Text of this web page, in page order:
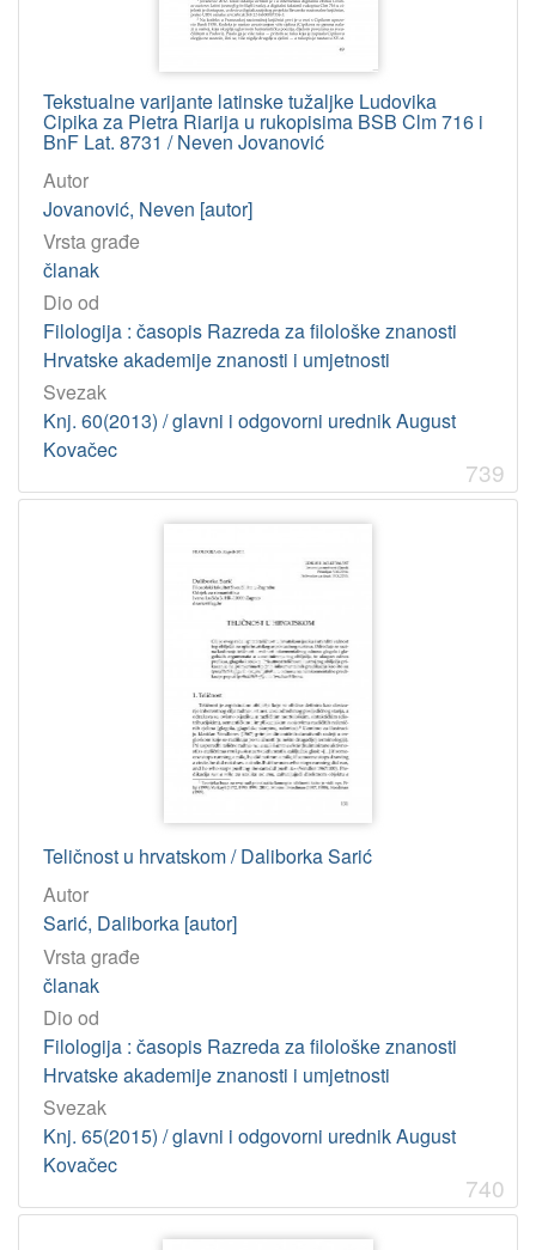
Tekstualne varijante latinske tužaljke Ludovika
Cipika za Pietra Riarija u rukopisima BSB Clm 716 i
BnF Lat. 8731 / Neven Jovanović
Autor
Jovanović, Neven [autor]
Vrsta građe
članak
Dio od
Filologija : časopis Razreda za filološke znanosti
Hrvatske akademije znanosti i umjetnosti
Svezak
Knj. 60(2013) / glavni i odgovorni urednik August
Kovačec
739
Teličnost u hrvatskom / Daliborka Sarić
Autor
Sarić, Daliborka [autor]
Vrsta građe
članak
Dio od
Filologija : časopis Razreda za filološke znanosti
Hrvatske akademije znanosti i umjetnosti
Svezak
Knj. 65(2015) / glavni i odgovorni urednik August
Kovačec
740